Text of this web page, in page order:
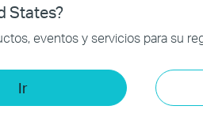
11-18
Sistema de Operación : Win2000/XP/
States?
eventos y servicios para su
Ir